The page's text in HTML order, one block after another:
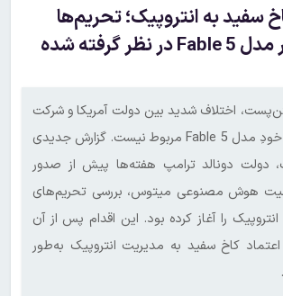
سفید به انتروپیک؛ تحریم‌ها
پیش از انتشار مدل Fable 5 در نظر گرفته شده
اختلاف شدید بین دولت آمریکا و شرکت
انتروپیک تنها به خودِ مدل Fable 5 مربوط نیست. گزارش جدیدی
دولت دونالد ترامپ هفته‌ها پیش از صدور
هوش مصنوعی میتوس، بررسی تحریم‌های
را آغاز کرده بود. این اقدام پس از آن
کاخ سفید به مدیریت انتروپیک به‌طور